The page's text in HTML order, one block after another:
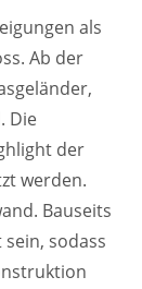
als
Ab der
Die
der
werden.
Bauseits
sodass